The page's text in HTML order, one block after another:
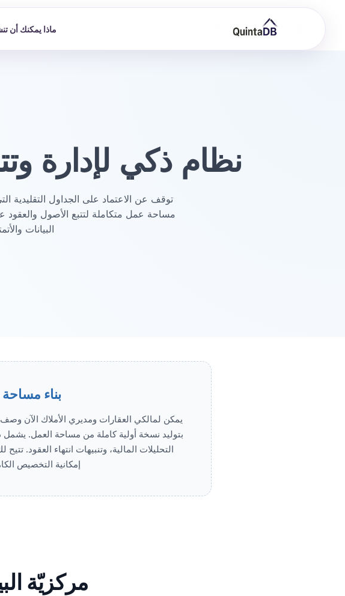
ماذا يمكنك أن
نظام ذكي لإدارة
توقف عن الاعتماد على الجداول التقليدية
البيانات
بناء
بتوليد نسخة أولية كاملة من مساحة العمل. يشمل
التحليلات المالية، وتنبيهات انتهاء العقود.
إمكانية التخصيص
مركزيّة